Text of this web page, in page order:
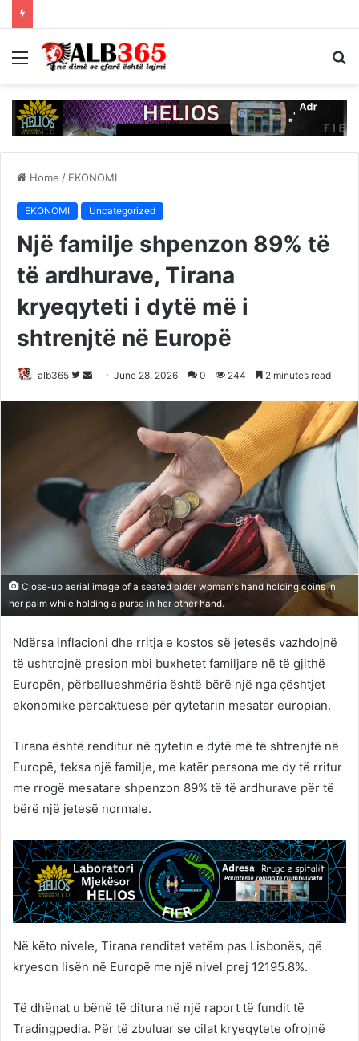
Menu
Home / EKONOMI
EKONOMI Uncategorized
Një familje shpenzon 89% të
të ardhurave, Tirana
kryeqyteti i dytë më i
shtrenjtë në Europë
alb365
Follow
Send June 28, 2026 0 244 2 minutes read
Close-up aerial image of a seated older woman's hand holding coins in
her palm while holding a purse in her other hand.
Ndërsa inflacioni dhe rritja e kostos së jetesës vazhdojnë
të ushtrojnë presion mbi buxhetet familjare në të gjithë
Europën, përballueshmëria është bërë një nga çështjet
ekonomike përcaktuese për qytetarin mesatar europian.
Tirana është renditur në qytetin e dytë më të shtrenjtë në
Europë, teksa një familje, me katër persona me dy të rritur
me rrogë mesatare shpenzon 89% të të ardhurave për të
bërë një jetesë normale.
Në këto nivele, Tirana renditet vetëm pas Lisbonës, që
kryeson lisën në Europë me një nivel prej 12195.8%.
Të dhënat u bënë të ditura në një raport të fundit të
Tradingpedia. Për të zbuluar se cilat kryeqytete ofrojnë